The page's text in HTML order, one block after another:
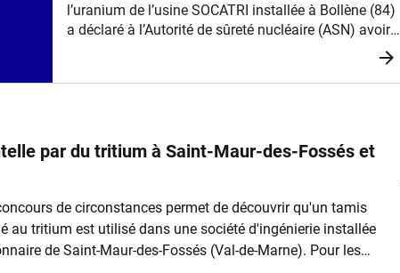
l’uranium de l’usine SOCATRI installée à Bollène (84)
a déclaré à l’Autorité de sûreté nucléaire (ASN) avoir
rejeté dans l’atmosphère entre le 25 juin et le 2 juillet
2008 environ 2,26 GBq de carbone 14 [1], entraînant
un dépassement de 5% de la limite annuelle
par du tritium à Saint-Maur-des-Fossés et
de circonstances permet de découvrir qu'un tamis
au tritium est utilisé dans une société d'ingénierie installée
de Saint-Maur-des-Fossés (Val-de-Marne). Pour les